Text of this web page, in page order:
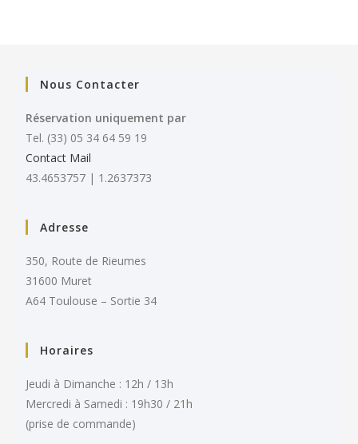
Nous Contacter
Réservation uniquement par
Tel. (33) 05 34 64 59 19
Contact Mail
43.4653757 | 1.2637373
Adresse
350, Route de Rieumes
31600 Muret
A64 Toulouse – Sortie 34
Horaires
Jeudi à Dimanche : 12h / 13h
Mercredi à Samedi : 19h30 / 21h
(prise de commande)